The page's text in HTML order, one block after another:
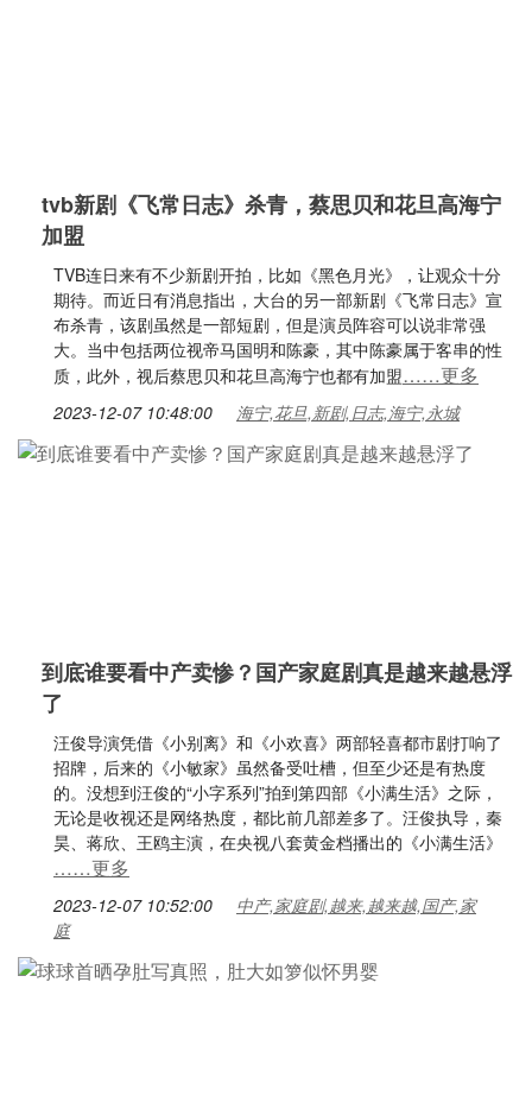
tvb新剧《飞常日志》杀青，蔡思贝和花旦高海宁
加盟
TVB连日来有不少新剧开拍，比如《黑色月光》，让观众十分
期待。而近日有消息指出，大台的另一部新剧《飞常日志》宣
布杀青，该剧虽然是一部短剧，但是演员阵容可以说非常强
大。当中包括两位视帝马国明和陈豪，其中陈豪属于客串的性
质，此外，视后蔡思贝和花旦高海宁也都有加盟……更多
2023-12-07 10:48:00 海宁,花旦,新剧,日志,海宁,永城
到底谁要看中产卖惨？国产家庭剧真是越来越悬浮
了
汪俊导演凭借《小别离》和《小欢喜》两部轻喜都市剧打响了
招牌，后来的《小敏家》虽然备受吐槽，但至少还是有热度
的。没想到汪俊的“小字系列”拍到第四部《小满生活》之际，
无论是收视还是网络热度，都比前几部差多了。汪俊执导，秦
昊、蒋欣、王鸥主演，在央视八套黄金档播出的《小满生活》
……更多
2023-12-07 10:52:00
中产,家庭剧,越来,越来越,国产,家
庭